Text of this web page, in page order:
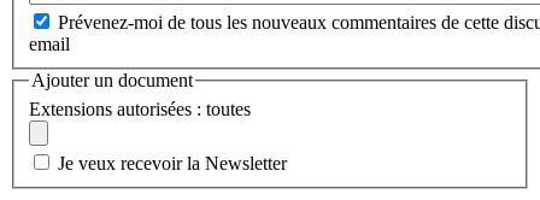
Prévenez-moi de tous les nouveaux commentaires de cette
email
Ajouter un document
Extensions autorisées : toutes
Je veux recevoir la Newsletter